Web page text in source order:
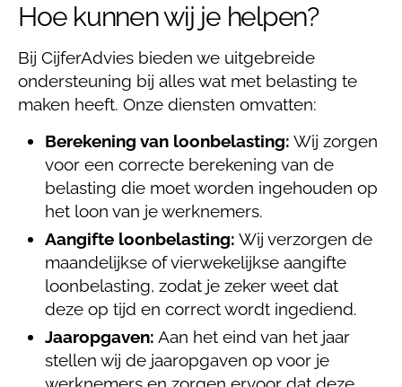
Hoe kunnen wij je helpen?
Bij CijferAdvies bieden we uitgebreide
ondersteuning bij alles wat met belasting te
maken heeft. Onze diensten omvatten:
Berekening van loonbelasting: Wij zorgen
voor een correcte berekening van de
belasting die moet worden ingehouden op
het loon van je werknemers.
Aangifte loonbelasting: Wij verzorgen de
maandelijkse of vierwekelijkse aangifte
loonbelasting, zodat je zeker weet dat
deze op tijd en correct wordt ingediend.
Jaaropgaven: Aan het eind van het jaar
stellen wij de jaaropgaven op voor je